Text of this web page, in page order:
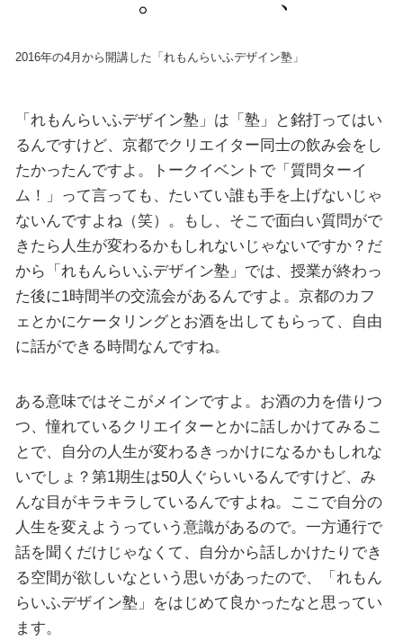
2016年の4月から開講した「れもんらいふデザイン塾」
「れもんらいふデザイン塾」は「塾」と銘打ってはい
るんですけど、京都でクリエイター同士の飲み会をし
たかったんですよ。トークイベントで「質問ターイ
ム！」って言っても、たいてい誰も手を上げないじゃ
ないんですよね（笑）。もし、そこで面白い質問がで
きたら人生が変わるかもしれないじゃないですか？だ
から「れもんらいふデザイン塾」では、授業が終わっ
た後に1時間半の交流会があるんですよ。京都のカフ
ェとかにケータリングとお酒を出してもらって、自由
に話ができる時間なんですね。
ある意味ではそこがメインですよ。お酒の力を借りつ
つ、憧れているクリエイターとかに話しかけてみるこ
とで、自分の人生が変わるきっかけになるかもしれな
いでしょ？第1期生は50人ぐらいいるんですけど、み
んな目がキラキラしているんですよね。ここで自分の
人生を変えようっていう意識があるので。一方通行で
話を聞くだけじゃなくて、自分から話しかけたりでき
る空間が欲しいなという思いがあったので、「れもん
らいふデザイン塾」をはじめて良かったなと思ってい
ます。